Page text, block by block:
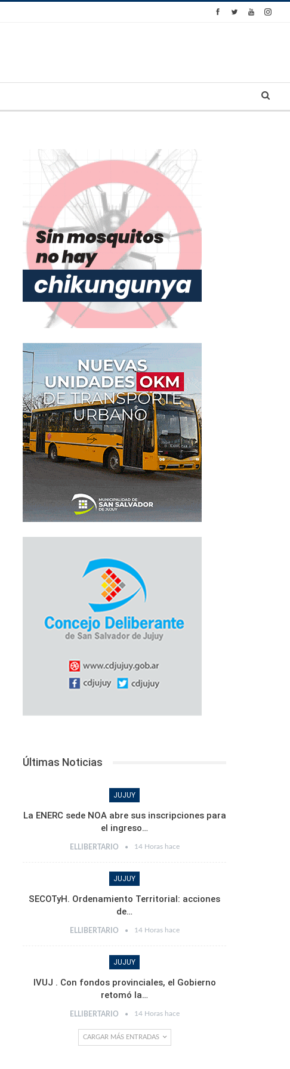
Últimas Noticias
JUJUY
La ENERC sede NOA abre sus inscripciones para
el ingreso…
ELLIBERTARIO 14 Horas hace
JUJUY
SECOTyH. Ordenamiento Territorial: acciones
de…
ELLIBERTARIO 14 Horas hace
JUJUY
IVUJ . Con fondos provinciales, el Gobierno
retomó la…
ELLIBERTARIO 14 Horas hace
CARGAR MÁS ENTRADAS